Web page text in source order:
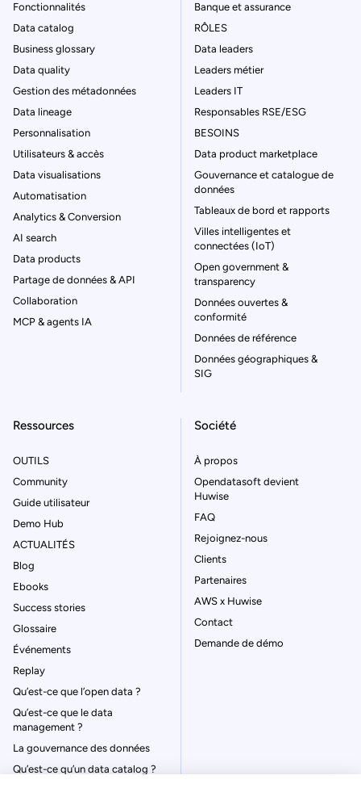
Fonctionnalités
Data catalog
Business glossary
Data quality
Gestion des métadonnées
Data lineage
Personnalisation
Utilisateurs & accès
Data visualisations
Automatisation
Analytics & Conversion
AI search
Data products
Partage de données & API
Collaboration
MCP & agents IA
Banque et assurance
RÔLES
Data leaders
Leaders métier
Leaders IT
Responsables RSE/ESG
BESOINS
Data product marketplace
Gouvernance et catalogue de
données
Tableaux de bord et rapports
Villes intelligentes et
connectées (IoT)
Open government &
transparency
Données ouvertes &
conformité
Données de référence
Données géographiques &
SIG
Ressources
OUTILS
Community
Guide utilisateur
Demo Hub
ACTUALITÉS
Blog
Ebooks
Success stories
Glossaire
Événements
Replay
Qu’est-ce que l’open data ?
Qu’est-ce que le data
management ?
La gouvernance des données
Qu’est-ce qu’un data catalog ?
Société
À propos
Opendatasoft devient
Huwise
FAQ
Rejoignez-nous
Clients
Partenaires
AWS x Huwise
Contact
Demande de démo